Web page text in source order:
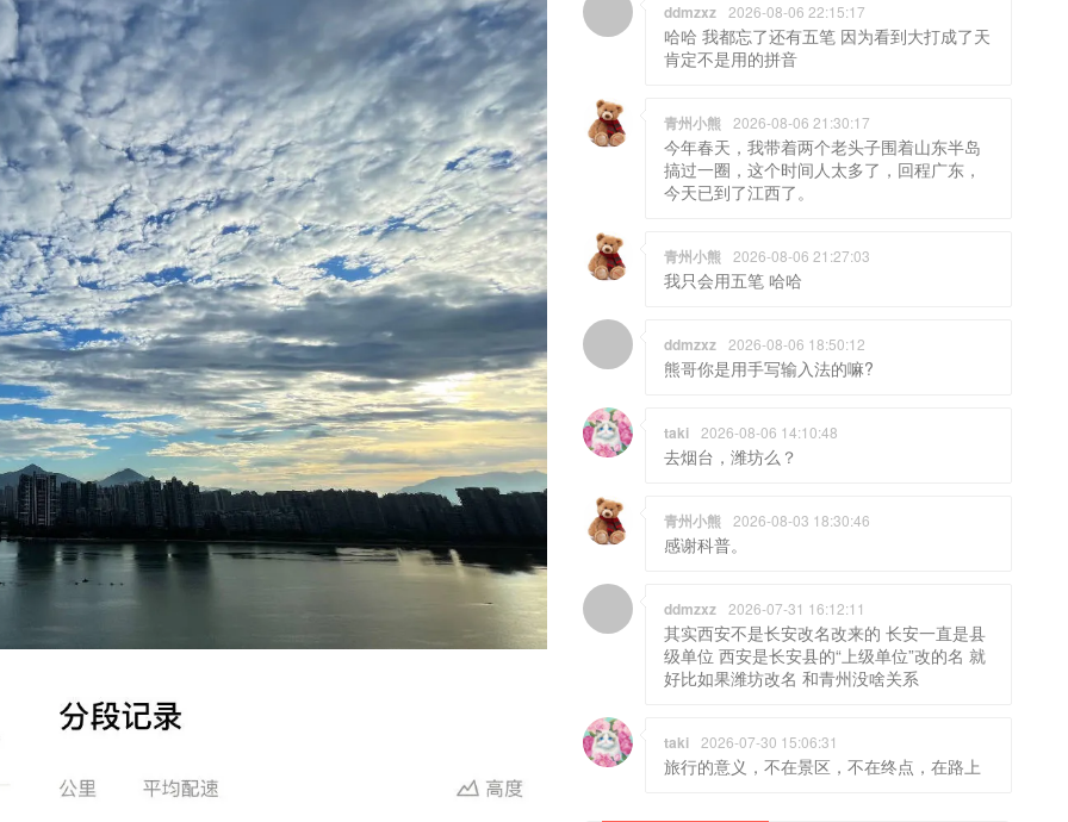
ddmzxz 2026-08-06 22:15:17
哈哈 我都忘了还有五笔 因为看到大打成了天
肯定不是用的拼音
青州小熊 2026-08-06 21:30:17
今年春天，我带着两个老头子围着山东半岛
搞过一圈，这个时间人太多了，回程广东，
今天已到了江西了。
青州小熊 2026-08-06 21:27:03
我只会用五笔 哈哈
ddmzxz 2026-08-06 18:50:12
熊哥你是用手写输入法的嘛?
taki 2026-08-06 14:10:48
去烟台，潍坊么？
青州小熊 2026-08-03 18:30:46
感谢科普。
ddmzxz 2026-07-31 16:12:11
其实西安不是长安改名改来的 长安一直是县
级单位 西安是长安县的“上级单位”改的名 就
好比如果潍坊改名 和青州没啥关系
taki 2026-07-30 15:06:31
旅行的意义，不在景区，不在终点，在路上